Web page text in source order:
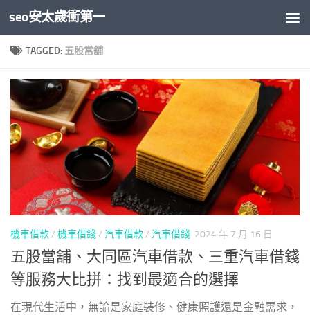
Skip to content
seo安太歲衝第一
TAGGED: 五股當舖
機車借款/ 機車借錢/ 汽車借款/ 汽車借錢 2024 年 7 月 16 日
五股當舖、大同區汽車借款、三重汽車借錢
等服務大比拼：找到最適合的選擇
在現代生活中，無論是家庭裝修、健康照護還是金融需求，